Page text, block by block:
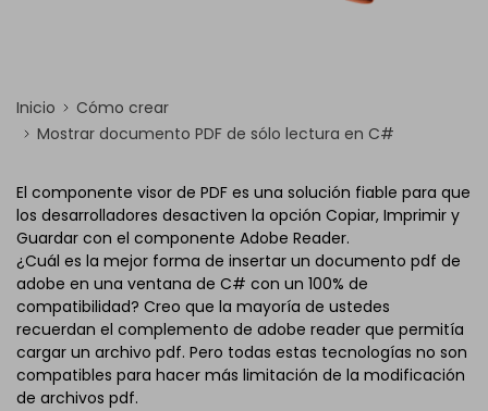
Inicio
Cómo crear
Mostrar documento PDF de sólo lectura en C#
El componente visor de PDF es una solución fiable para que
los desarrolladores desactiven la opción Copiar, Imprimir y
Guardar con el componente Adobe Reader.
¿Cuál es la mejor forma de insertar un documento pdf de
adobe en una ventana de C# con un 100% de
compatibilidad? Creo que la mayoría de ustedes
recuerdan el complemento de adobe reader que permitía
cargar un archivo pdf. Pero todas estas tecnologías no son
compatibles para hacer más limitación de la modificación
de archivos pdf.